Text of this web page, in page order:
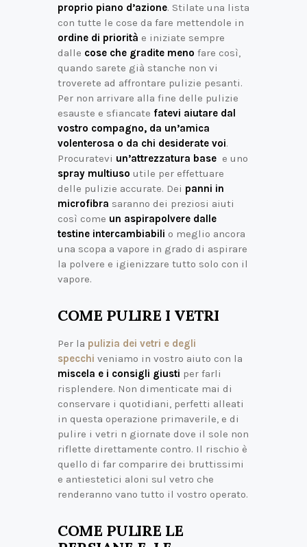
proprio piano d’azione. Stilate una lista
con tutte le cose da fare mettendole in
ordine di priorità e iniziate sempre
dalle cose che gradite meno fare così,
quando sarete già stanche non vi
troverete ad affrontare pulizie pesanti.
Per non arrivare alla fine delle pulizie
esauste e sfiancate fatevi aiutare dal
vostro compagno, da un’amica
volenterosa o da chi desiderate voi.
Procuratevi un’attrezzatura base e uno
spray multiuso utile per effettuare
delle pulizie accurate. Dei panni in
microfibra saranno dei preziosi aiuti
così come un aspirapolvere dalle
testine intercambiabili o meglio ancora
una scopa a vapore in grado di aspirare
la polvere e igienizzare tutto solo con il
vapore.
COME PULIRE I VETRI
Per la pulizia dei vetri e degli
specchi veniamo in vostro aiuto con la
miscela e i consigli giusti per farli
risplendere. Non dimenticate mai di
conservare i quotidiani, perfetti alleati
in questa operazione primaverile, e di
pulire i vetri n giornate dove il sole non
riflette direttamente contro. Il rischio è
quello di far comparire dei bruttissimi
e antiestetici aloni sul vetro che
renderanno vano tutto il vostro operato.
COME PULIRE LE